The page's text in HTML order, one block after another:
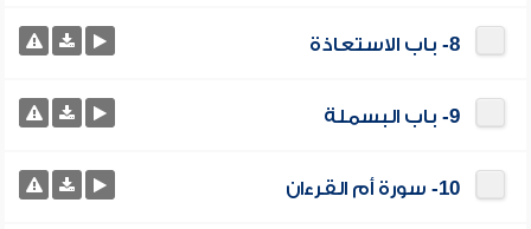
8- باب الاستعاذة
9- باب البسملة
10- سورة أم القرءان